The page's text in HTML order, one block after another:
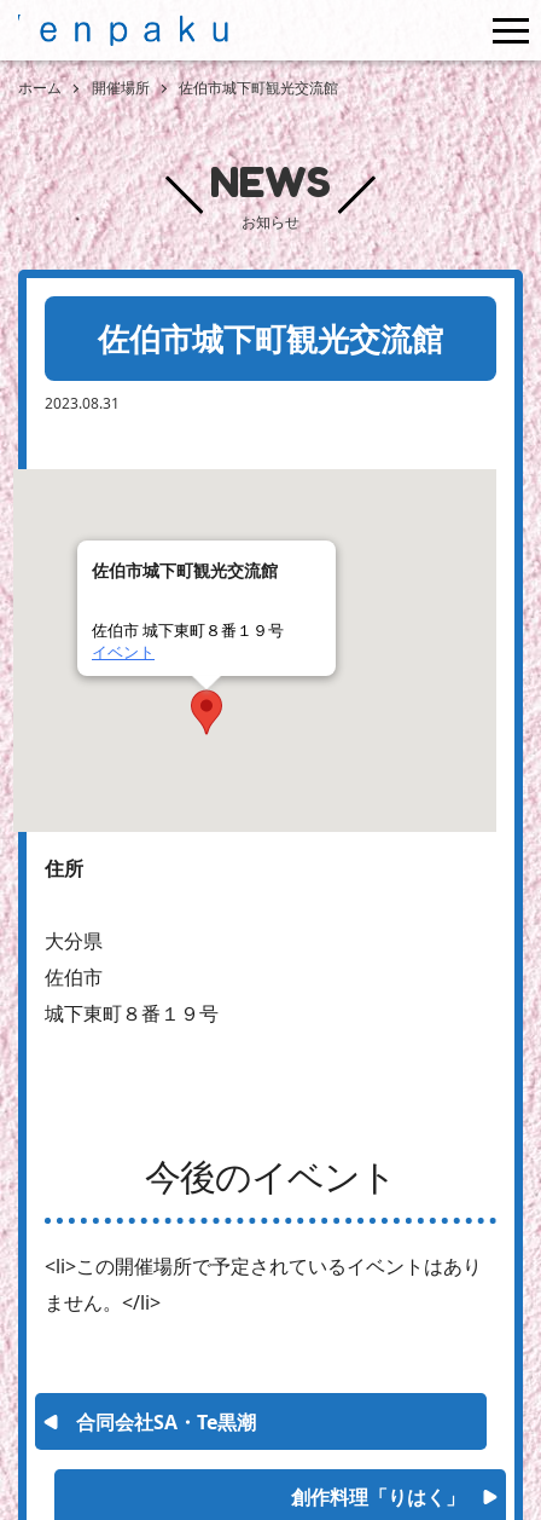
ホーム 開催場所 佐伯市城下町観光交流館
NEWS
お知らせ
佐伯市城下町観光交流館
2023.08.31
佐伯市城下町観光交流館
佐伯市 城下東町８番１９号
イベント
住所
大分県
佐伯市
城下東町８番１９号
今後のイベント
<li>この開催場所で予定されているイベントはあり
ません。</li>
合同会社SA・Te黒潮
創作料理「りはく」